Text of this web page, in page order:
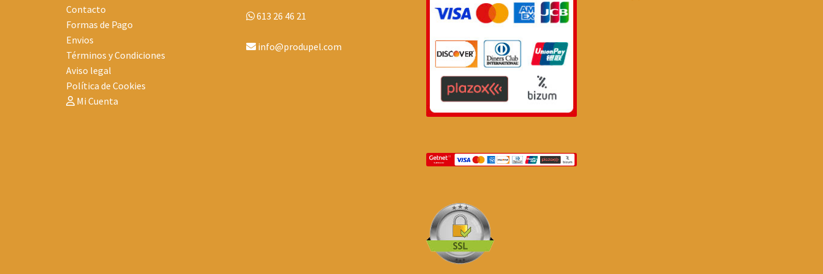
Contacto
Formas de Pago
Envios
Términos y Condiciones
Aviso legal
Política de Cookies
Mi Cuenta
613 26 46 21
info@produpel.com